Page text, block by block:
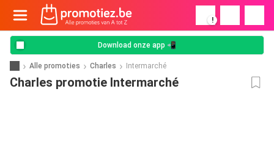
!
Download onze app 📲
Alle promoties Charles Intermarché
Charles promotie Intermarché